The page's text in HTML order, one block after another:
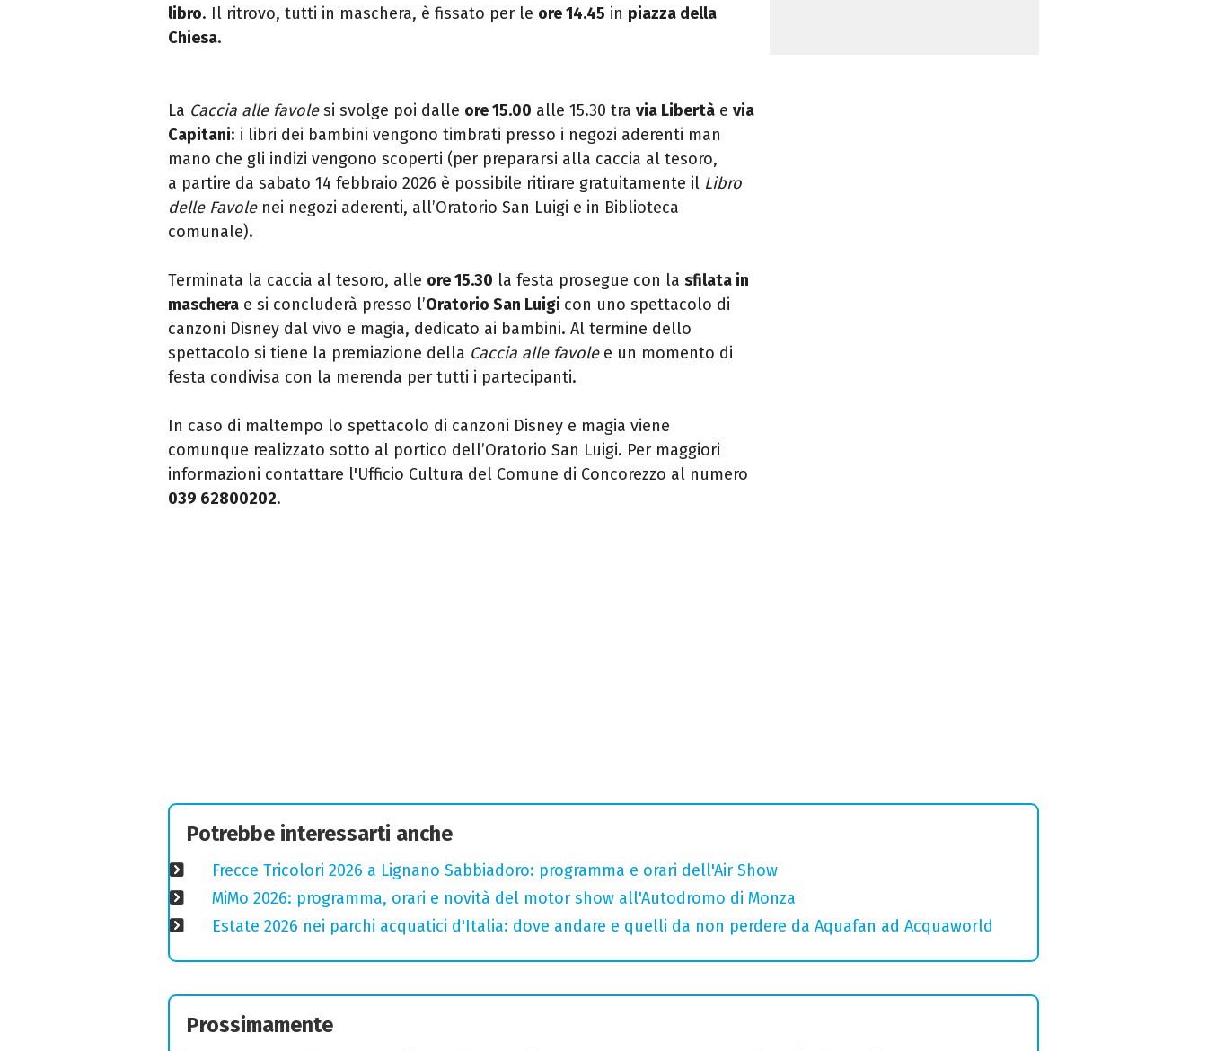
libro. Il ritrovo, tutti in maschera, è fissato per le ore 14.45 in piazza della
Chiesa.
La Caccia alle favolesi svolge poi dalle ore 15.00 alle 15.30 tra via Libertà e via
Capitani: i libri dei bambini vengono timbrati presso i negozi aderenti man
mano che gli indizi vengono scoperti (per prepararsi alla caccia al tesoro,
a partire da sabato 14 febbraio 2026 è possibile ritirare gratuitamente il Libro
delle Favolenei negozi aderenti, all’Oratorio San Luigi e in Biblioteca
comunale).
Terminata la caccia al tesoro, alle ore 15.30 la festa prosegue con la sfilata in
maschera e si concluderà presso l’Oratorio San Luigi con uno spettacolo di
canzoni Disney dal vivo e magia, dedicato ai bambini. Al termine dello
spettacolo si tiene la premiazione della Caccia alle favolee un momento di
festa condivisa con la merenda per tutti i partecipanti.
In caso di maltempo lo spettacolo di canzoni Disney e magia viene
comunque realizzato sotto al portico dell’Oratorio San Luigi. Per maggiori
informazioni contattare l'Ufficio Cultura del Comune di Concorezzo al numero
039 62800202.
Potrebbe interessarti anche
Frecce Tricolori 2026 a Lignano Sabbiadoro: programma e orari dell'Air Show
MiMo 2026: programma, orari e novità del motor show all'Autodromo di Monza
Estate 2026 nei parchi acquatici d'Italia: dove andare e quelli da non perdere da Aquafan ad Acquaworld
Prossimamente